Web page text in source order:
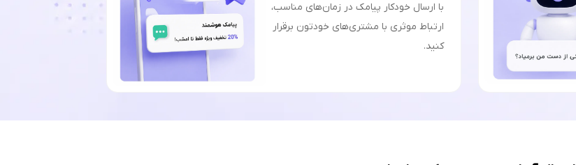
با ارسال خودکار پیامک در زمان‌های مناسب،
ارتباط موثری با مشتری‌های خودتون برقرار
کنید.